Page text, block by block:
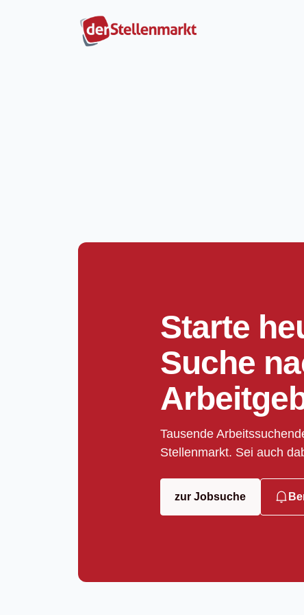
Starte
Suche
Tausende
Stellenmarkt. Sei auch
zur Jobsuche